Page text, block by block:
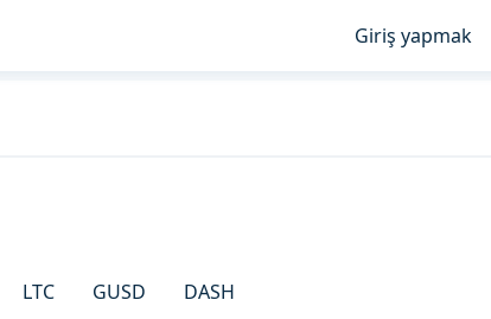
Giriş yapmak
LTC GUSD DASH